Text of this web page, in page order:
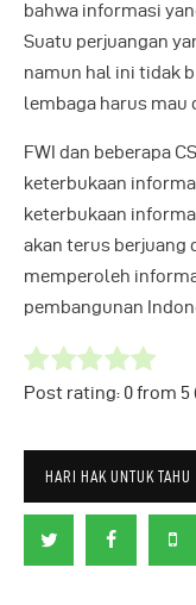
bahwa informasi
Suatu perjuangan
namun hal ini tidak
lembaga harus mau
FWI dan beberapa
keterbukaan
keterbukaan
akan terus berjuang
memperoleh
pembangunan
Post rating: 0from 5
HARI HAK UNTUK TAHU